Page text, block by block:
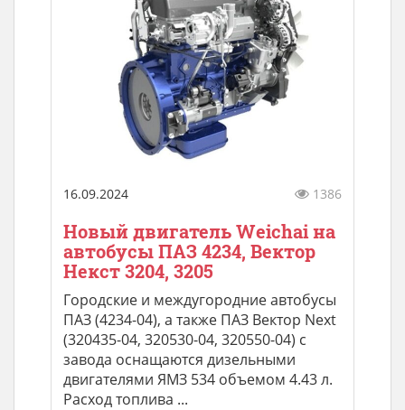
16.09.2024 1386
Новый двигатель Weichai на
автобусы ПАЗ 4234, Вектор
Некст 3204, 3205
Городские и междугородние автобусы
ПАЗ (4234-04), а также ПАЗ Вектор Next
(320435-04, 320530-04, 320550-04) с
завода оснащаются дизельными
двигателями ЯМЗ 534 объемом 4.43 л.
Расход топлива ...